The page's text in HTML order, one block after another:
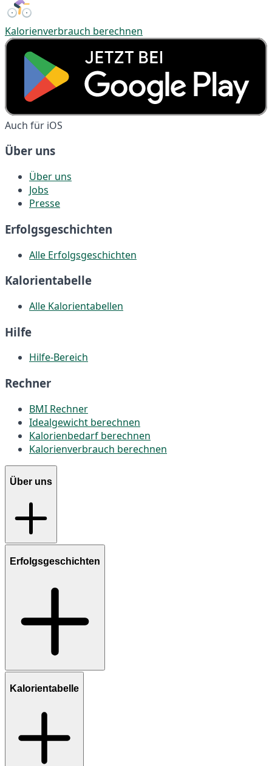
Kalorienverbrauch berechnen
Auch für iOS
Über uns
Über uns
Jobs
Presse
Erfolgsgeschichten
Alle Erfolgsgeschichten
Kalorientabelle
Alle Kalorientabellen
Hilfe
Hilfe-Bereich
Rechner
BMI Rechner
Idealgewicht berechnen
Kalorienbedarf berechnen
Kalorienverbrauch berechnen
Über uns
Erfolgsgeschichten
Kalorientabelle